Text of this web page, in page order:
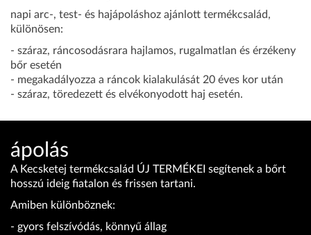
napi arc-, test- és hajápoláshoz ajánlott termékcsalád,
különösen:
- száraz, ráncosodásrara hajlamos, rugalmatlan és érzékeny
bőr esetén
- megakadályozza a ráncok kialakulását 20 éves kor után
- száraz, töredezett és elvékonyodott haj esetén.
ápolás
A Kecsketej termékcsalád ÚJ TERMÉKEI segítenek a bőrt
hosszú ideig fiatalon és frissen tartani.
Amiben különböznek:
- gyors felszívódás, könnyű állag